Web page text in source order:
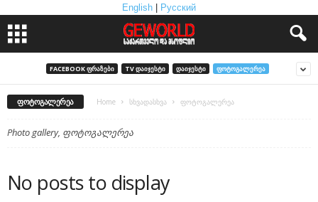
English Русский
FACEBOOK ᲤᲠᲐᲖᲔᲑᲘ TV ᲓᲐᲘᲯᲔᲡᲢᲘ ᲓᲐᲘᲯᲔᲡᲢᲘ ᲤᲝᲢᲝᲒᲐᲚᲔᲠᲔᲐ
ᲤᲝᲢᲝᲒᲐᲚᲔᲠᲔᲐ Home სხვადასხვა ფოტოგალერეა
Photo gallery, ფოტოგალერეა
No posts to display